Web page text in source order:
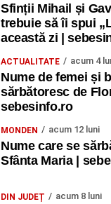
Sfinții Mihail și
trebuie să îi spui
această zi |
ACTUALITATE acum 4
Nume de femei și
sărbătoresc de
sebesinfo.ro
MONDEN acum 12 luni
Nume care se
Sfânta Maria |
DIN JUDEȚ acum 8 luni